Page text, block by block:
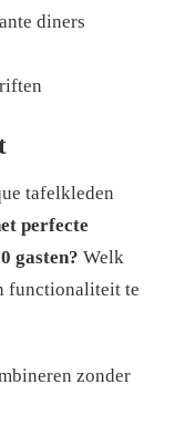
diners
tafelkleden
perfecte
gasten? Welk
functionaliteit te
zonder